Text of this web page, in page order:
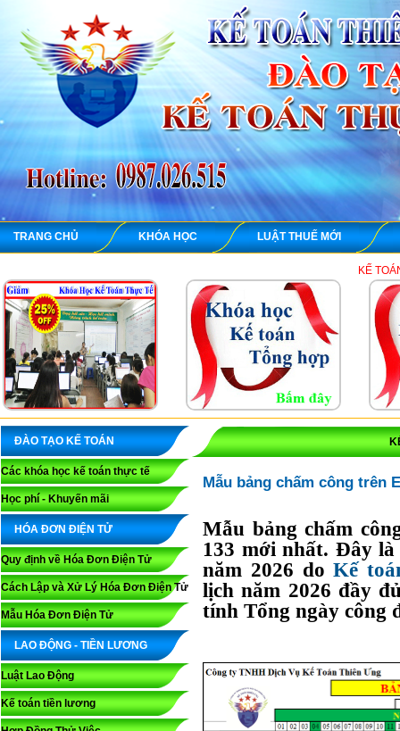
TRANG CHỦ KHÓA HỌC LUẬT THUẾ MỚI
KẾ TOÁN THIÊN
ĐÀO TẠO KẾ TOÁN
Các khóa học kế toán thực tế
Học phí - Khuyến mãi
HÓA ĐƠN ĐIỆN TỬ
Quy định về Hóa Đơn Điện Tử
Cách Lập và Xử Lý Hóa Đơn Điện Tử
Mẫu Hóa Đơn Điện Tử
LAO ĐỘNG - TIỀN LƯƠNG
Luật Lao Động
Kế toán tiền lương
Mẫu bảng chấm công trên
Mẫu bảng chấm
133 mới nhất. Đây là
năm 2026 doKế
lịch năm 2026 đầy
tính Tổng ngày công